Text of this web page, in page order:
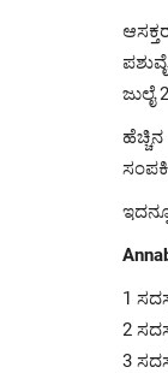
ಜುಲೈ
ಹೆಚ್ಚಿನ
1
2
3